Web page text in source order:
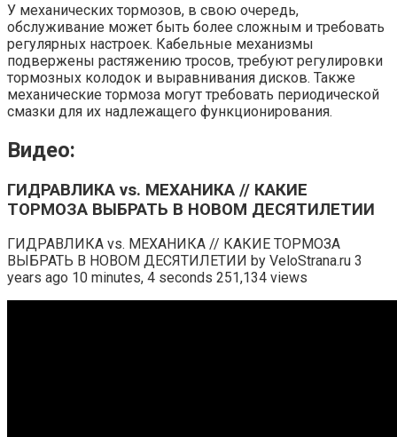
У механических тормозов, в свою очередь,
обслуживание может быть более сложным и требовать
регулярных настроек. Кабельные механизмы
подвержены растяжению тросов, требуют регулировки
тормозных колодок и выравнивания дисков. Также
механические тормоза могут требовать периодической
смазки для их надлежащего функционирования.
Видео:
ГИДРАВЛИКА vs. МЕХАНИКА // КАКИЕ
ТОРМОЗА ВЫБРАТЬ В НОВОМ ДЕСЯТИЛЕТИИ
ГИДРАВЛИКА vs. МЕХАНИКА // КАКИЕ ТОРМОЗА
ВЫБРАТЬ В НОВОМ ДЕСЯТИЛЕТИИ by VeloStrana.ru 3
years ago 10 minutes, 4 seconds 251,134 views